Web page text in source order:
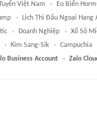
Việt Nam Eo Biển
Lịch Thi Đấu Ngoại Hạng
Doanh Nghiệp
Xổ Số
Kim Sang-Sik Campuchia
Business Account Zalo